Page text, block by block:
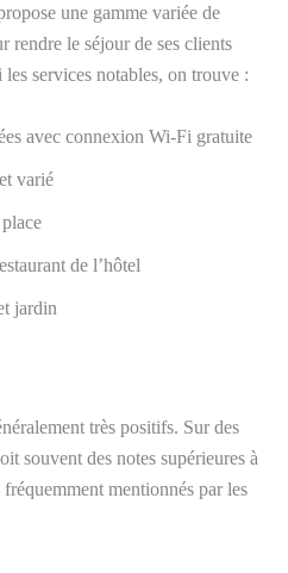
une gamme variée de
rendre le séjour de ses clients
services notables, on trouve :
avec connexion Wi-Fi gratuite
varié
de l’hôtel
jardin
très positifs. Sur des
souvent des notes supérieures à
mentionnés par les